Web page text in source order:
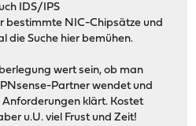
IDS/IPS
bestimmte NIC-Chipsätze und
die Suche hier bemühen.
wert sein, ob man
Partner wendet und
klärt. Kostet
u.U. viel Frust und Zeit!